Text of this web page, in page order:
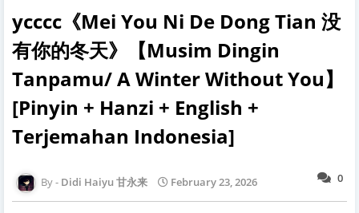
ycccc《Mei You Ni De Dong Tian 没
有你的冬天》【Musim Dingin
Tanpamu/ A Winter Without You】
[Pinyin + Hanzi + English +
Terjemahan Indonesia]
0
Didi Haiyu 甘永来 February 23, 2026